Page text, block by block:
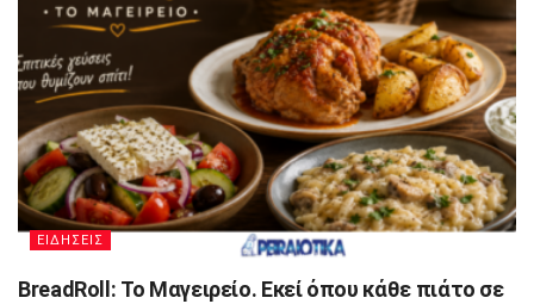
ΕΙΔΗΣΕΙΣ
BreadRoll: Το Μαγειρείο. Εκεί όπου κάθε πιάτο σε